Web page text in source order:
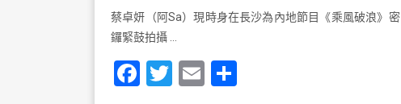
蔡卓妍（阿Sa）現時身在長沙為內地節目《乘風破浪》密
鑼緊鼓拍攝 …
F
T
E